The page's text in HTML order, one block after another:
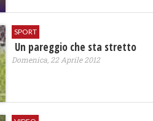
SPORT
Un pareggio che sta stretto
Domenica, 22 Aprile 2012